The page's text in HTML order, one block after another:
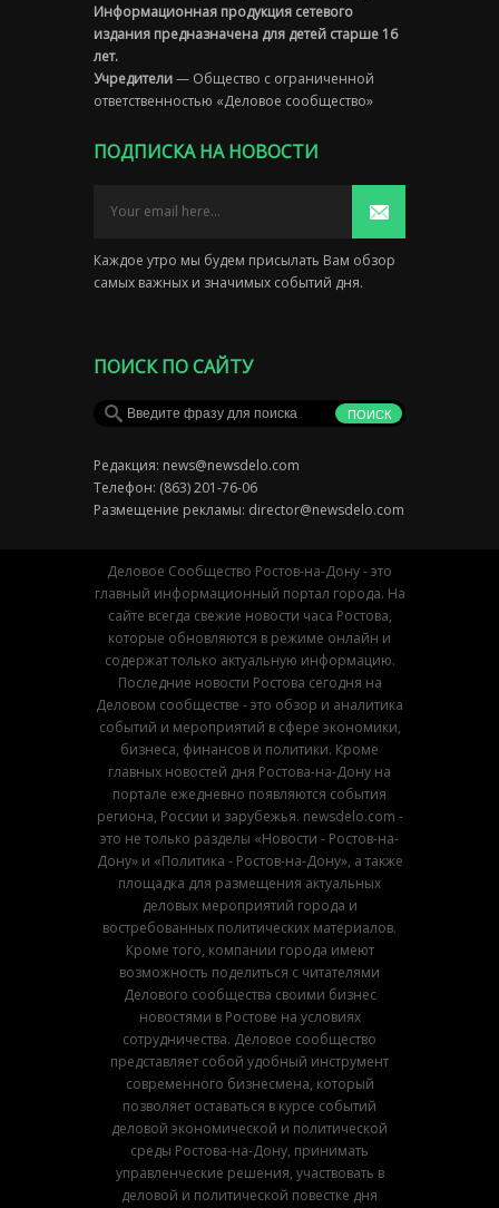
Информационная продукция сетевого
издания предназначена для детей старше 16
лет.
Учредители— Общество с ограниченной
ответственностью «Деловое сообщество»
ПОДПИСКА НА НОВОСТИ
Каждое утро мы будем присылать Вам обзор
самых важных и значимых событий дня.
ПОИСК ПО САЙТУ
Редакция: news@newsdelo.com
Телефон: (863) 201-76-06
Размещение рекламы: director@newsdelo.com
Деловое Сообщество Ростов-на-Дону - это
главный информационный портал города. На
сайте всегда свежие новости часа Ростова,
которые обновляются в режиме онлайн и
содержат только актуальную информацию.
Последние новости Ростова сегодня на
Деловом сообществе - это обзор и аналитика
событий и мероприятий в сфере экономики,
бизнеса, финансов и политики. Кроме
главных новостей дня Ростова-на-Дону на
портале ежедневно появляются события
региона, России и зарубежья. newsdelo.com -
это не только разделы «Новости - Ростов-на-
Дону» и «Политика - Ростов-на-Дону», а также
площадка для размещения актуальных
деловых мероприятий города и
востребованных политических материалов.
Кроме того, компании города имеют
возможность поделиться с читателями
Делового сообщества своими бизнес
новостями в Ростове на условиях
сотрудничества. Деловое сообщество
представляет собой удобный инструмент
современного бизнесмена, который
позволяет оставаться в курсе событий
деловой экономической и политической
среды Ростова-на-Дону, принимать
управленческие решения, участвовать в
деловой и политической повестке дня